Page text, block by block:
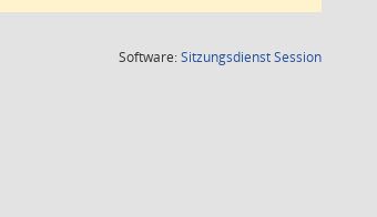
Software:SitzungsdienstSession(Wird in